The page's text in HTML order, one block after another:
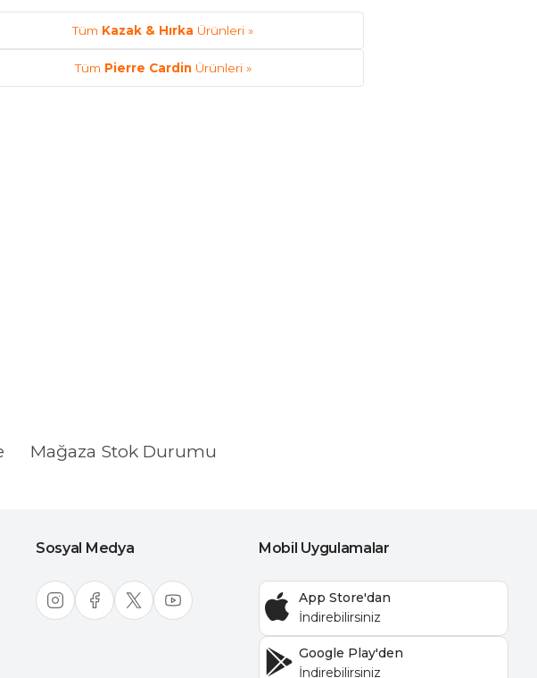
Tüm Kazak & Hırka Ürünleri »
Tüm Pierre CardinÜrünleri »
Mağaza Stok Durumu
Sosyal Medya Mobil Uygulamalar
App Store'dan
Google Play'den